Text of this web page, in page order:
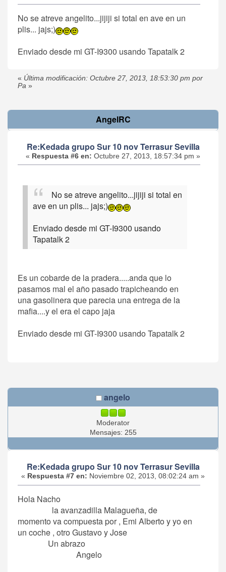
No se atreve angelito...jijiji si total en ave en un
plis... jajs;)
Enviado desde mi GT-I9300 usando Tapatalk 2
« Última modificación: Octubre 27, 2013, 18:53:30 pm por
Pa »
AngelRC
Re:Kedada grupo Sur 10 nov Terrasur Sevilla
« Respuesta #6 en: Octubre 27, 2013, 18:57:34 pm »
No se atreve angelito...jijiji si total en
ave en un plis... jajs;)
Enviado desde mi GT-I9300 usando
Tapatalk 2
Es un cobarde de la pradera.....anda que lo
pasamos mal el año pasado trapicheando en
una gasolinera que parecia una entrega de la
mafia....y el era el capo jaja
Enviado desde mi GT-I9300 usando Tapatalk 2
angelo
Moderator
Mensajes: 255
Re:Kedada grupo Sur 10 nov Terrasur Sevilla
« Respuesta #7 en: Noviembre 02, 2013, 08:02:24 am »
Hola Nacho
la avanzadilla Malagueña, de
momento va compuesta por , Emi Alberto y yo en
un coche , otro Gustavo y Jose
Un abrazo
Angelo